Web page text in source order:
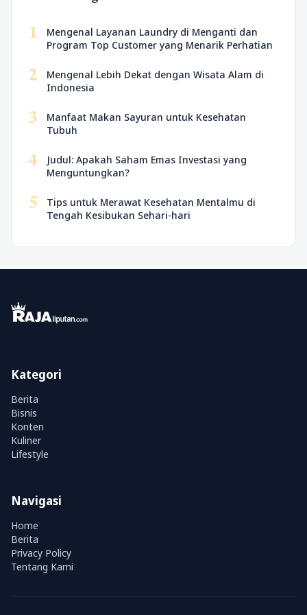
1
Mengenal Layanan Laundry di Menganti dan
Program Top Customer yang Menarik Perhatian
2
Mengenal Lebih Dekat dengan Wisata Alam di
Indonesia
3
Manfaat Makan Sayuran untuk Kesehatan
Tubuh
4
Judul: Apakah Saham Emas Investasi yang
Menguntungkan?
5
Tips untuk Merawat Kesehatan Mentalmu di
Tengah Kesibukan Sehari-hari
Kategori
Berita
Bisnis
Konten
Kuliner
Lifestyle
Navigasi
Home
Berita
Privacy Policy
Tentang Kami